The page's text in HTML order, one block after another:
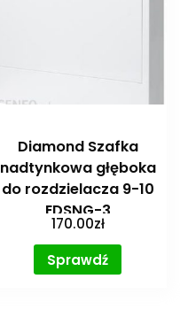
Diamond Szafka
nadtynkowa głęboka
do rozdzielacza 9-10
EDSNG-3
170.00zł
Sprawdź